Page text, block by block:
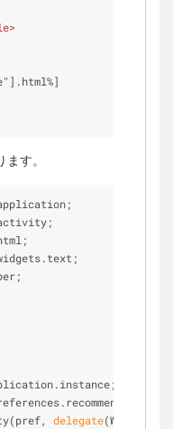
>
す。
delegate